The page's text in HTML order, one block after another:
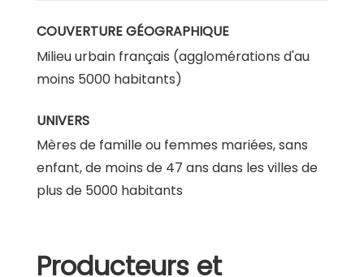
COUVERTURE GÉOGRAPHIQUE
Milieu urbain français (agglomérations d'au
moins 5000 habitants)
UNIVERS
Mères de famille ou femmes mariées, sans
enfant, de moins de 47 ans dans les villes de
plus de 5000 habitants
Producteurs et